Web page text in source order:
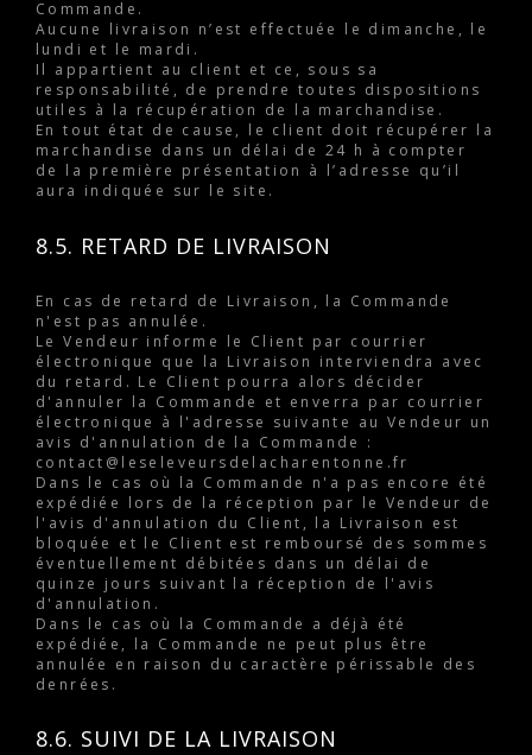
Commande.
Aucune livraison n’est effectuée le dimanche, le
lundi et le mardi.
Il appartient au client et ce, sous sa
responsabilité, de prendre toutes dispositions
utiles à la récupération de la marchandise.
En tout état de cause, le client doit récupérer la
marchandise dans un délai de 24 h à compter
de la première présentation à l’adresse qu’il
aura indiquée sur le site.
8.5. RETARD DE LIVRAISON
En cas de retard de Livraison, la Commande
n'est pas annulée.
Le Vendeur informe le Client par courrier
électronique que la Livraison interviendra avec
du retard. Le Client pourra alors décider
d'annuler la Commande et enverra par courrier
électronique à l'adresse suivante au Vendeur un
avis d'annulation de la Commande :
contact@leseleveursdelacharentonne.fr
Dans le cas où la Commande n'a pas encore été
expédiée lors de la réception par le Vendeur de
l'avis d'annulation du Client, la Livraison est
bloquée et le Client est remboursé des sommes
éventuellement débitées dans un délai de
quinze jours suivant la réception de l'avis
d'annulation.
Dans le cas où la Commande a déjà été
expédiée, la Commande ne peut plus être
annulée en raison du caractère périssable des
denrées.
8.6. SUIVI DE LA LIVRAISON